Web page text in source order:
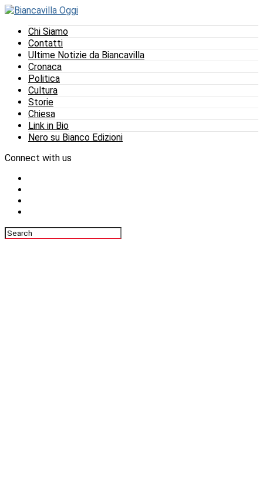
Chi Siamo
Contatti
Ultime Notizie da Biancavilla
Cronaca
Politica
Cultura
Storie
Chiesa
Link in Bio
Nero su Bianco Edizioni
Connect with us